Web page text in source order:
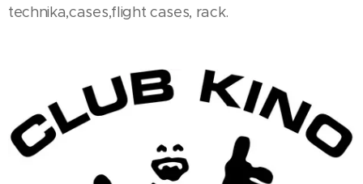
technika,cases,flight cases, rack.